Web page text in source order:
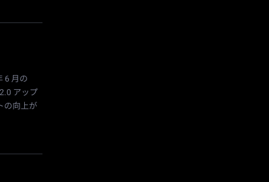
6 月の
アップ
の向上が